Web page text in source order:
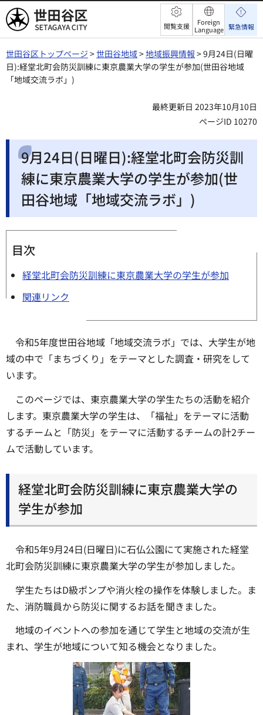
世田谷区 閲覧支援
Foreign
Language 緊急情報
世田谷区トップページ >世田谷地域>地域振興情報 > 9月24日(日曜
日):経堂北町会防災訓練に東京農業大学の学生が参加(世田谷地域
「地域交流ラボ」)
最終更新日 2023年10月10日
ページID 10270
9月24日(日曜日):経堂北町会防災訓
練に東京農業大学の学生が参加(世
田谷地域「地域交流ラボ」)
目次
経堂北町会防災訓練に東京農業大学の学生が参加
関連リンク
令和5年度世田谷地域「地域交流ラボ」では、大学生が地
域の中で「まちづくり」をテーマとした調査・研究をして
います。
このページでは、東京農業大学の学生たちの活動を紹介
します。東京農業大学の学生は、「福祉」をテーマに活動
するチームと「防災」をテーマに活動するチームの計2チー
ムで活動しています。
経堂北町会防災訓練に東京農業大学の
学生が参加
令和5年9月24日(日曜日)に石仏公園にて実施された経堂
北町会防災訓練に東京農業大学の学生が参加しました。
学生たちはD級ポンプや消火栓の操作を体験しました。ま
た、消防職員から防災に関するお話を聞きました。
地域のイベントへの参加を通じて学生と地域の交流が生
まれ、学生が地域について知る機会となりました。